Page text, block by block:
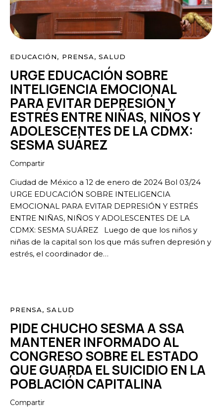
EDUCACIÓN, PRENSA, SALUD
URGE EDUCACIÓN SOBRE
INTELIGENCIA EMOCIONAL
PARA EVITAR DEPRESIÓN Y
ESTRÉS ENTRE NIÑAS, NIÑOS Y
ADOLESCENTES DE LA CDMX:
SESMA SUÁREZ
Compartir
Ciudad de México a 12 de enero de 2024 Bol 03/24
URGE EDUCACIÓN SOBRE INTELIGENCIA
EMOCIONAL PARA EVITAR DEPRESIÓN Y ESTRÉS
ENTRE NIÑAS, NIÑOS Y ADOLESCENTES DE LA
CDMX: SESMA SUÁREZ Luego de que los niños y
niñas de la capital son los que más sufren depresión y
estrés, el coordinador de…
PRENSA,SALUD
PIDE CHUCHO SESMA A SSA
MANTENER INFORMADO AL
CONGRESO SOBRE EL ESTADO
QUE GUARDA EL SUICIDIO EN LA
POBLACIÓN CAPITALINA
Compartir